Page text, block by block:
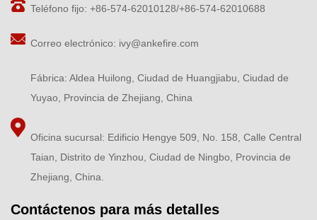
Teléfono fijo: +86-574-62010128/+86-574-62010688
Correo electrónico: ivy@ankefire.com
Fábrica: Aldea Huilong, Ciudad de Huangjiabu, Ciudad de
Yuyao, Provincia de Zhejiang, China
Oficina sucursal: Edificio Hengye 509, No. 158, Calle Central
Taian, Distrito de Yinzhou, Ciudad de Ningbo, Provincia de
Zhejiang, China.
Contáctenos para más detalles